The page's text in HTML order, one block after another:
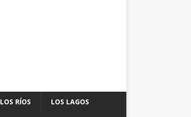
LOS RÍOS LOS LAGOS